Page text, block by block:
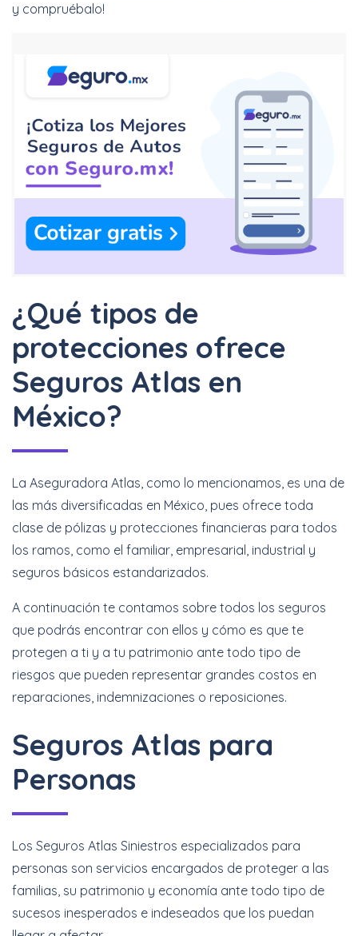
y compruébalo!
¿Qué tipos de
protecciones ofrece
Seguros Atlas en
México?
La Aseguradora Atlas, como lo mencionamos, es una de
las más diversificadas en México, pues ofrece toda
clase de pólizas y protecciones financieras para todos
los ramos, como el familiar, empresarial, industrial y
seguros básicos estandarizados.
A continuación te contamos sobre todos los seguros
que podrás encontrar con ellos y cómo es que te
protegen a ti y a tu patrimonio ante todo tipo de
riesgos que pueden representar grandes costos en
reparaciones, indemnizaciones o reposiciones.
Seguros Atlas para
Personas
Los Seguros Atlas Siniestros especializados para
personas son servicios encargados de proteger a las
familias, su patrimonio y economía ante todo tipo de
sucesos inesperados e indeseados que los puedan